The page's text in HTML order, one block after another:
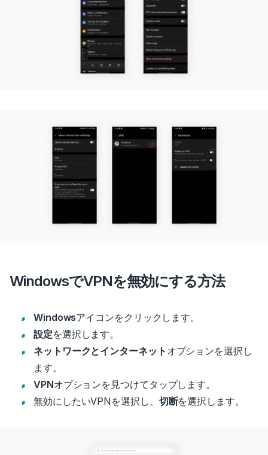
WindowsでVPNを無効にする方法
Windowsアイコンをクリックします。
設定を選択します。
ネットワークとインターネット オプションを選択し
ます。
VPNオプションを見つけてタップします。
無効にしたいVPNを選択し、 切断を選択します。